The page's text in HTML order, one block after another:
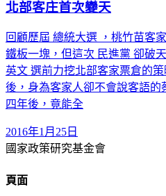
北部客庄首次變天
回顧歷屆 總統大選 ，桃竹苗客
鐵板一塊，但這次 民進黨 卻破
英文 選前力挖北部客家票倉的
後，身為客家人卻不會說客語的
四年後，竟能全
2016年1月25日
國家政策研究基金會
頁面